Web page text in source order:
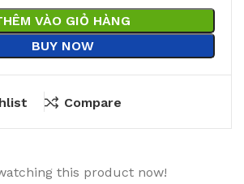
VÀO GIỎ HÀNG
BUY NOW
Compare
this product now!